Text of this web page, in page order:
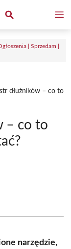
| Sprzedam |
dłużników – co to
– co to
narzędzie,